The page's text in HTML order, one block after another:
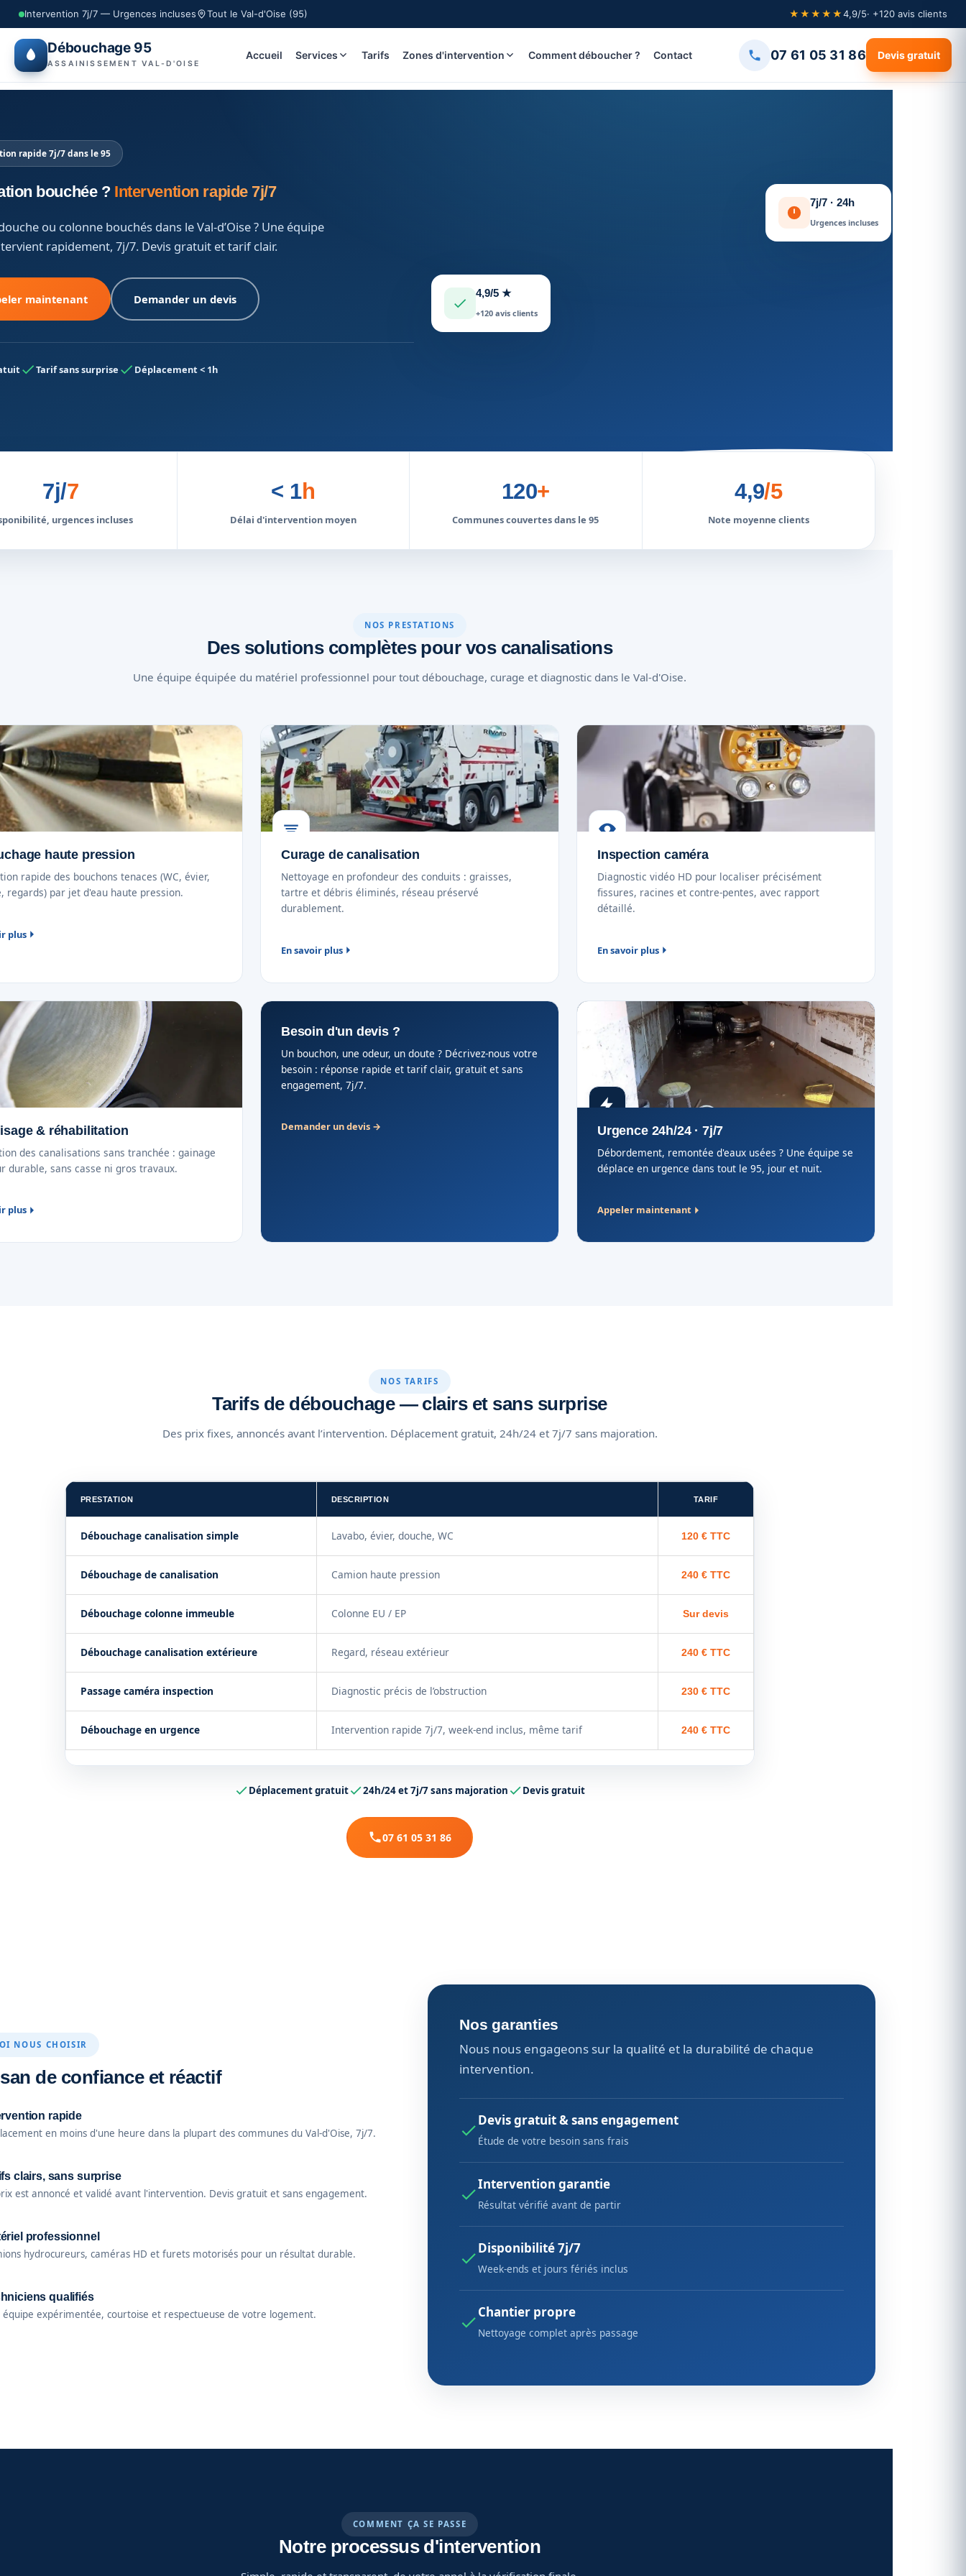
Intervention 7j/7 — Urgences incluses Tout le Val-d'Oise (95) ★★★★★4,9/5· +120 avis clients
Débouchage 95
ASSAINISSEMENT VAL-D'OISE
Accueil Services Tarifs Zones d'intervention Comment déboucher ? Contact 07 61 05 31 86 Devis gratuit
rapide 7j/7 dans le 95
bouchée ? Intervention rapide 7j/7
ou colonne bouchés dans le Val-d’Oise ? Une équipe
rapidement, 7j/7. Devis gratuit et tarif clair.
maintenant Demander un devis
Tarif sans surprise Déplacement < 1h
4,9/5 ★
+120 avis clients
7j/7 · 24h
Urgences incluses
7j/7
urgences incluses
< 1h
Délai d'intervention moyen
120+
Communes couvertes dans le 95
4,9/5
Note moyenne clients
NOS PRESTATIONS
Des solutions complètes pour vos canalisations
Une équipe équipée du matériel professionnel pour tout débouchage, curage et diagnostic dans le Val-d'Oise.
haute pression
rapide des bouchons tenaces (WC, évier,
regards) par jet d'eau haute pression.
plus
Curage de canalisation
Nettoyage en profondeur des conduits : graisses,
tartre et débris éliminés, réseau préservé
durablement.
En savoir plus
Inspection caméra
Diagnostic vidéo HD pour localiser précisément
fissures, racines et contre-pentes, avec rapport
détaillé.
En savoir plus
& réhabilitation
des canalisations sans tranchée : gainage
durable, sans casse ni gros travaux.
plus
Besoin d'un devis ?
Un bouchon, une odeur, un doute ? Décrivez-nous votre
besoin : réponse rapide et tarif clair, gratuit et sans
engagement, 7j/7.
Demander un devis → Urgence 24h/24 · 7j/7
Débordement, remontée d'eaux usées ? Une équipe se
déplace en urgence dans tout le 95, jour et nuit.
Appeler maintenant
NOS TARIFS
Tarifs de débouchage — clairs et sans surprise
Des prix fixes, annoncés avant l’intervention. Déplacement gratuit, 24h/24 et 7j/7 sans majoration.
PRESTATION DESCRIPTION TARIF
Débouchage canalisation simple Lavabo, évier, douche, WC 120 € TTC
Débouchage de canalisation Camion haute pression 240 € TTC
Débouchage colonne immeuble Colonne EU / EP Sur devis
Débouchage canalisation extérieure Regard, réseau extérieur 240 € TTC
Passage caméra inspection Diagnostic précis de l’obstruction 230 € TTC
Débouchage en urgence Intervention rapide 7j/7, week-end inclus, même tarif 240 € TTC
Déplacement gratuit 24h/24 et 7j/7 sans majoration Devis gratuit
07 61 05 31 86
NOUS CHOISIR
de confiance et réactif
rapide
en moins d'une heure dans la plupart des communes du Val-d'Oise, 7j/7.
clairs, sans surprise
est annoncé et validé avant l'intervention. Devis gratuit et sans engagement.
professionnel
hydrocureurs, caméras HD et furets motorisés pour un résultat durable.
qualifiés
équipe expérimentée, courtoise et respectueuse de votre logement.
Nos garanties
Nous nous engageons sur la qualité et la durabilité de chaque
intervention.
Devis gratuit & sans engagement
Étude de votre besoin sans frais
Intervention garantie
Résultat vérifié avant de partir
Disponibilité 7j/7
Week-ends et jours fériés inclus
Chantier propre
Nettoyage complet après passage
COMMENT ÇA SE PASSE
Notre processus d'intervention